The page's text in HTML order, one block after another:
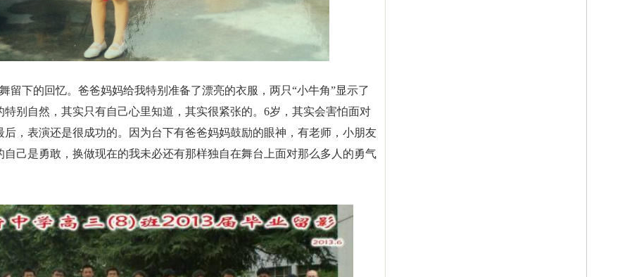
留下的回忆。爸爸妈妈给我特别准备了漂亮的衣服，两只“小牛角”显示了
别自然，其实只有自己心里知道，其实很紧张的。6岁，其实会害怕面对
，表演还是很成功的。因为台下有爸爸妈妈鼓励的眼神，有老师，小朋友
己是勇敢，换做现在的我未必还有那样独自在舞台上面对那么多人的勇气